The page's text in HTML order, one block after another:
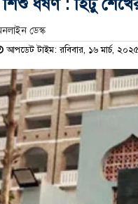
ডেস্ক
আপডেট টাইম: রবিবার, ১৬ মার্চ, ২০২৫